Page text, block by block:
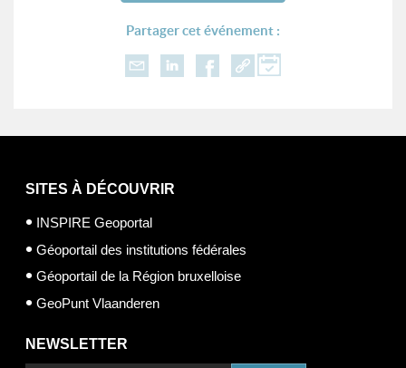
Partager cet événement :
SITES À DÉCOUVRIR
INSPIRE Geoportal
Géoportail des institutions fédérales
Géoportail de la Région bruxelloise
GeoPunt Vlaanderen
NEWSLETTER